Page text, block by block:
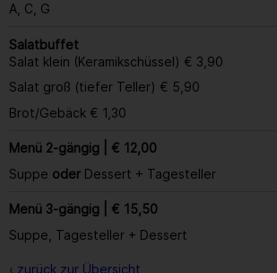
A, C, G
Salatbuffet
Salat klein (Keramikschüssel) € 3,90
Salat groß (tiefer Teller) € 5,90
Brot/Gebäck € 1,30
Menü 2-gängig | € 12,00
Suppe oder Dessert + Tagesteller
Menü 3-gängig | € 15,50
Suppe, Tagesteller + Dessert
‹ zurück zur Übersicht